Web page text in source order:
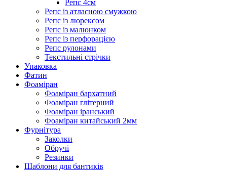
Репс 4см
Репс із атласною смужкою
Репс із люрексом
Репс із малюнком
Репс із перфорацією
Репс рулонами
Текстильні стрічки
Упаковка
Фатин
Фоаміран
Фоаміран бархатний
Фоаміран глітерний
Фоаміран іранський
Фоаміран китайський 2мм
Фурнітура
Заколки
Обручі
Резинки
Шаблони для бантиків